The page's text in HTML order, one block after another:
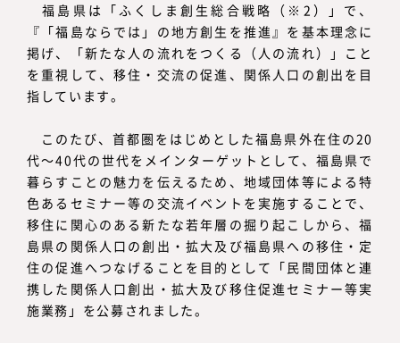
福島県は「ふくしま創生総合戦略（※2）」で、
『「福島ならでは」の地方創生を推進』を基本理念に
掲げ、「新たな人の流れをつくる（人の流れ）」こと
を重視して、移住・交流の促進、関係人口の創出を目
指しています。
このたび、首都圏をはじめとした福島県外在住の20
代～40代の世代をメインターゲットとして、福島県で
暮らすことの魅力を伝えるため、地域団体等による特
色あるセミナー等の交流イベントを実施することで、
移住に関心のある新たな若年層の掘り起こしから、福
島県の関係人口の創出・拡大及び福島県への移住・定
住の促進へつなげることを目的として「民間団体と連
携した関係人口創出・拡大及び移住促進セミナー等実
施業務」を公募されました。